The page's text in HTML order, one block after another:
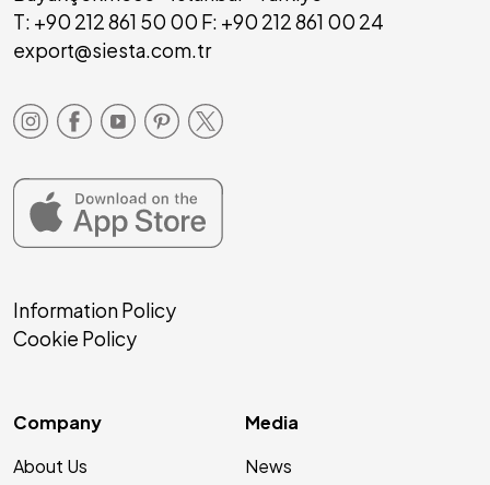
T: +90 212 861 50 00 F: +90 212 861 00 24
export@siesta.com.tr
Information Policy
Cookie Policy
Company
About Us
Media
News